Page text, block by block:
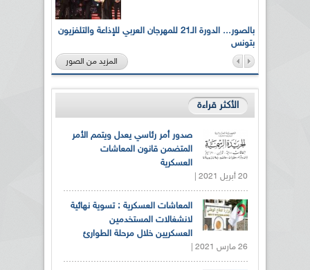
بالصور... الدورة الـ21 للمهرجان العربي للإذاعة والتلفزيون
بتونس
المزيد من الصور
الأكثر قراءة
صدور أمر رئاسي يعدل ويتمم الأمر
المتضمن قانون المعاشات
العسكرية
20 أبريل 2021 |
المعاشات العسكرية : تسوية نهائية
لانشغالات المستخدمين
العسكريين خلال مرحلة الطوارئ
26 مارس 2021 |